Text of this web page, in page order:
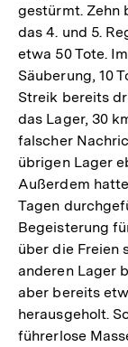
gestürmt. Zehn
das 4. und 5.
etwa 50 Tote.
Säuberung, 10
Streik bereits
das Lager, 30
falscher
übrigen Lager
Außerdem
Tagen
Begeisterung
über die Freien
anderen Lager
aber bereits
herausgeholt.
führerlose